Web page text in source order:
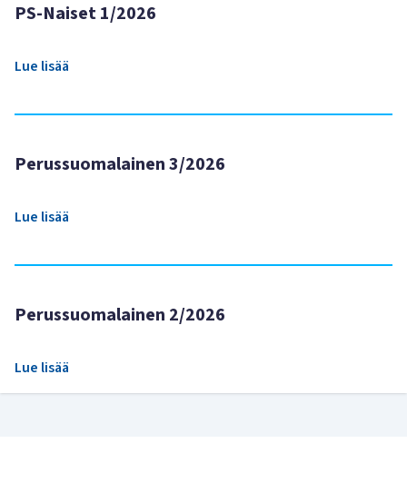
PS-Naiset 1/2026
Lue lisää
Perussuomalainen 3/2026
Lue lisää
Perussuomalainen 2/2026
Lue lisää